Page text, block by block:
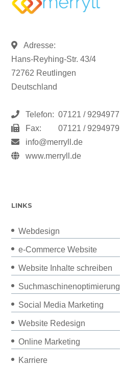
Adresse:
Hans-Reyhing-Str. 43/4
72762 Reutlingen
Deutschland
Telefon: 07121 / 9294977
Fax:
07121 / 9294979
info@merryll.de
www.merryll.de
LINKS
Webdesign
e-Commerce Website
Website Inhalte schreiben
Suchmaschinenoptimierung
Social Media Marketing
Website Redesign
Online Marketing
Karriere